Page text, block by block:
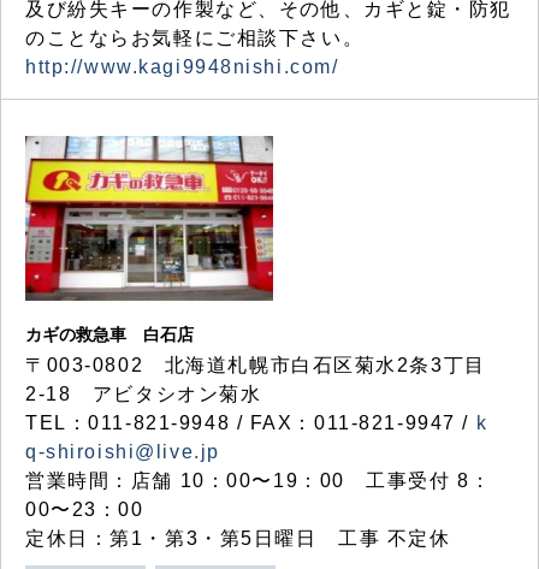
及び紛失キーの作製など、その他、カギと錠・防犯
のことならお気軽にご相談下さい。
http://www.kagi9948nishi.com/
カギの救急車 白石店
〒003-0802 北海道札幌市白石区菊水2条3丁目
2-18 アビタシオン菊水
TEL：011-821-9948 / FAX：011-821-9947 / k
q-shiroishi@live.jp
営業時間：店舗 10：00〜19：00 工事受付 8：
00〜23：00
定休日：第1・第3・第5日曜日 工事 不定休